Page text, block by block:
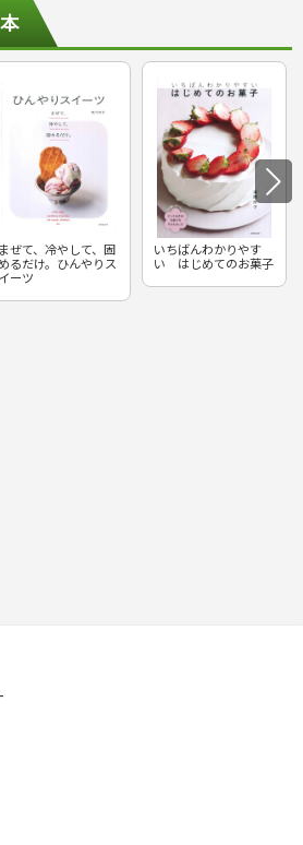
まぜて、冷やして、固
めるだけ。ひんやりス
イーツ
いちばんわかりやす
い はじめてのお菓子